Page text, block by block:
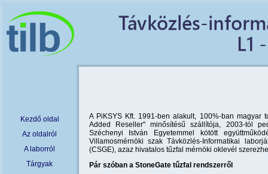
Kezdő oldal
Az oldalról
A laborról
Tárgyak
A PiKSYS Kft. 1991-ben alakult, 100%-ban magyar
Added Reseller" minősítésű szállítója, 2003-tól
Széchenyi István Egyetemmel kötött
Villamosmérnöki szak Távközlés-Informatikai
(CSGE), azaz hivatalos tűzfal mérnöki oklevél
Pár szóban a StoneGate tűzfal rendszerről